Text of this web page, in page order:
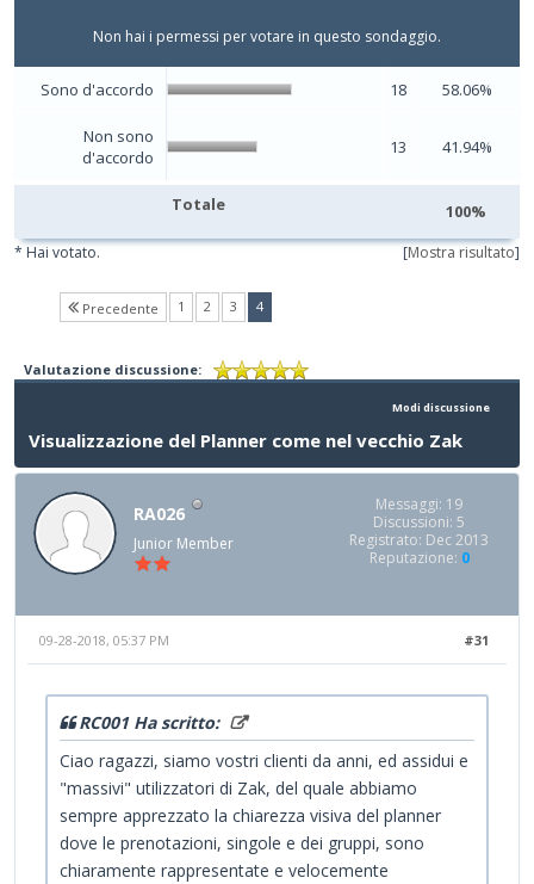
Non hai i permessi per votare in questo sondaggio.
Sono d'accordo 18 58.06%
Non sono
d'accordo
13 41.94%
Totale 100%
* Hai votato. [Mostra risultato]
Precedente 1 2 3 4(current)
Valutazione discussione:
Modi discussione
Visualizzazione del Planner come nel vecchio Zak
RA026
Junior Member
Messaggi: 19
Discussioni: 5
Registrato: Dec 2013
Reputazione: 0
#31
09-28-2018, 05:37 PM
RC001 Ha scritto:
Ciao ragazzi, siamo vostri clienti da anni, ed assidui e
"massivi" utilizzatori di Zak, del quale abbiamo
sempre apprezzato la chiarezza visiva del planner
dove le prenotazioni, singole e dei gruppi, sono
chiaramente rappresentate e velocemente